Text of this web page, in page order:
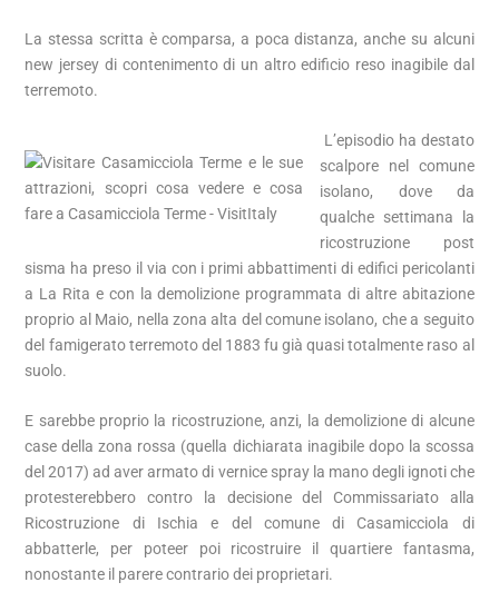
La stessa scritta è comparsa, a poca distanza, anche su alcuni
new jersey di contenimento di un altro edificio reso inagibile dal
terremoto.
L’episodio ha destato
scalpore nel comune
isolano, dove da
qualche settimana la
ricostruzione post
sisma ha preso il via con i primi abbattimenti di edifici pericolanti
a La Rita e con la demolizione programmata di altre abitazione
proprio al Maio, nella zona alta del comune isolano, che a seguito
del famigerato terremoto del 1883 fu già quasi totalmente raso al
suolo.
E sarebbe proprio la ricostruzione, anzi, la demolizione di alcune
case della zona rossa (quella dichiarata inagibile dopo la scossa
del 2017) ad aver armato di vernice spray la mano degli ignoti che
protesterebbero contro la decisione del Commissariato alla
Ricostruzione di Ischia e del comune di Casamicciola di
abbatterle, per poteer poi ricostruire il quartiere fantasma,
nonostante il parere contrario dei proprietari.